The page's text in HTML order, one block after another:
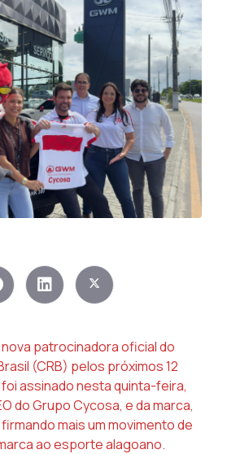
nova patrocinadora oficial do
(CRB) pelos próximos 12
assinado nesta quinta-feira,
doGrupo Cycosa, e da marca,
mais um movimento de
ao esporte alagoano.